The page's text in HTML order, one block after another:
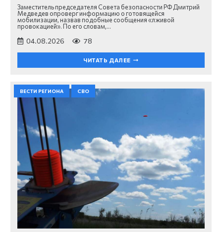
Заместитель председателя Совета безопасности РФ Дмитрий
Медведев опроверг информацию о готовящейся
мобилизации, назвав подобные сообщения «лживой
провокацией». По его словам,…
04.08.2026 78
ЧИТАТЬ ДАЛЕЕ
ВЕСТИ РЕГИОНА СВО